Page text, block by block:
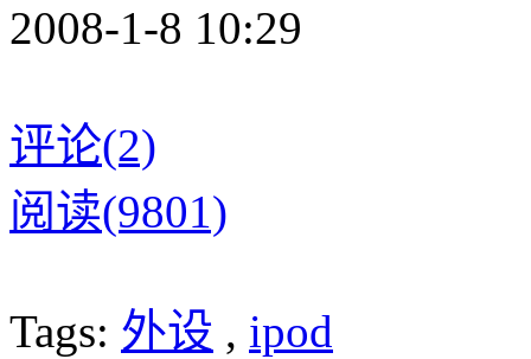
2008-1-8 10:29
评论(2)
阅读(9801)
Tags: 外设 , ipod